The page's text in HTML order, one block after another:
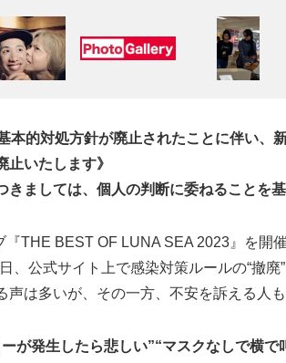
本的対処方針が廃止されたことに伴い、
止いたします》
きましては、個人の判断に委ねることを基
THE BEST OF LUNA SEA 2023』を開
、公式サイト上で感染対策ルールの“撤廃
声は多いが、その一方、不安を訴える人
が発生したら悲しい”“マスクなしで横で